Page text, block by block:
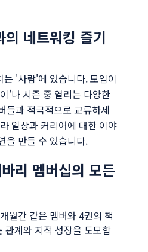
네트워킹 즐기
'사람'에 있습니다. 모임이
'나 시즌 중 열리는 다양한
들과 적극적으로 교류하세
일상과 커리어에 대한 이야
을 만들 수 있습니다.
리 멤버십의 모든
월간 같은 멤버와 4권의 책
관계와 지적 성장을 도모합